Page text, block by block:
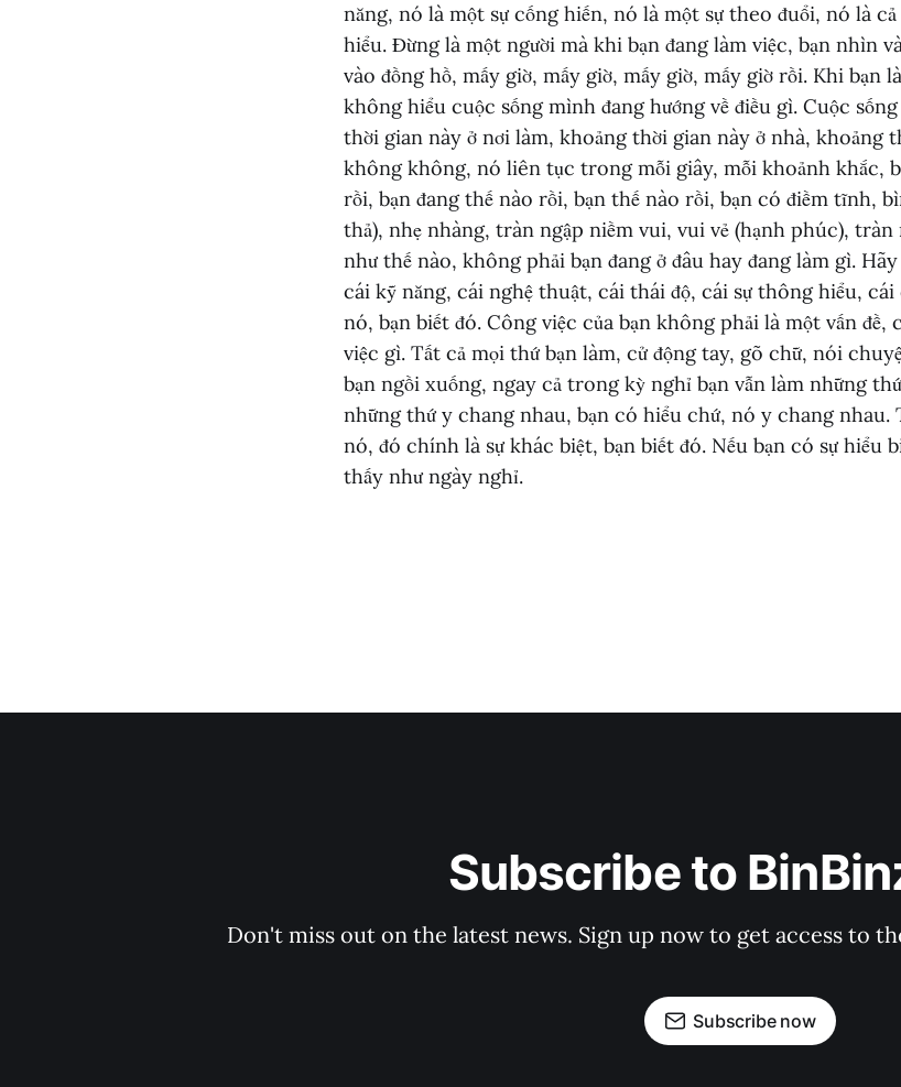
năng, nó là một sự cống hiến, nó là một sự theo đuổi, nó là
hiểu. Đừng là một người mà khi bạn đang làm việc, bạn nhìn
vào đồng hồ, mấy giờ, mấy giờ, mấy giờ, mấy giờ rồi. Khi bạn
không hiểu cuộc sống mình đang hướng về điều gì. Cuộc
thời gian này ở nơi làm, khoảng thời gian này ở nhà, khoảng
không không, nó liên tục trong mỗi giây, mỗi khoảnh khắc,
rồi, bạn đang thế nào rồi, bạn thế nào rồi, bạn có điềm tĩnh,
thả), nhẹ nhàng, tràn ngập niềm vui, vui vẻ (hạnh phúc), tràn
như thế nào, không phải bạn đang ở đâu hay đang làm gì.
cái kỹ năng, cái nghệ thuật, cái thái độ, cái sự thông hiểu, cái
nó, bạn biết đó. Công việc của bạn không phải là một vấn
việc gì. Tất cả mọi thứ bạn làm, cử động tay, gõ chữ, nói
bạn ngồi xuống, ngay cả trong kỳ nghỉ bạn vẫn làm những
những thứ y chang nhau, bạn có hiểu chứ, nó y chang nhau.
nó, đó chính là sự khác biệt, bạn biết đó. Nếu bạn có sự hiểu
thấy như ngày nghỉ.
Subscribe to
Don't miss out on the latest news. Sign up now to get access to
Subscribe now